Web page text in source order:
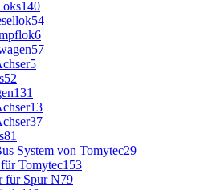
140
54
6
57
5
52
131
13
37
81
System von Tomytec29
Tomytec153
für Spur N79